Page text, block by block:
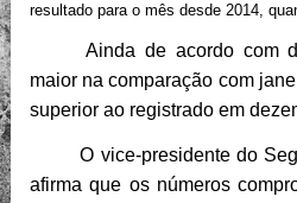
resultado para o mês desde 2014,
Ainda de acordo com
maior na comparação com
superior ao registrado em
O vice-presidente do
afirma que os números